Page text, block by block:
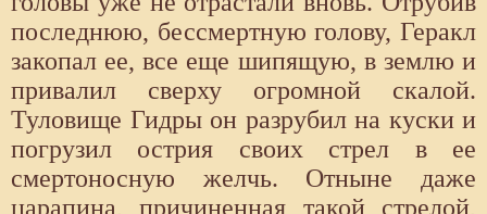
последнюю, бессмертную голову, Геракл
закопал ее, все еще шипящую, в землю и
привалил сверху огромной скалой.
Туловище Гидры он разрубил на куски и
погрузил острия своих стрел в ее
смертоносную желчь. Отныне даже
царапина, причиненная такой стрелой,